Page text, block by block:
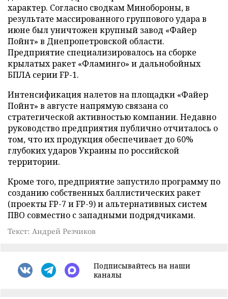
характер. Согласно сводкам Минобороны, в
результате массированного группового удара в
июне был уничтожен крупный завод «Файер
Пойнт» в Днепропетровской области.
Предприятие специализировалось на сборке
крылатых ракет «Фламинго» и дальнобойных
БПЛА серии FP-1.
Интенсификация налетов на площадки «Файер
Пойнт» в августе напрямую связана со
стратегической активностью компании. Недавно
руководство предприятия публично отчиталось о
том, что их продукция обеспечивает до 60%
глубоких ударов Украины по российской
территории.
Кроме того, предприятие запустило программу по
созданию собственных баллистических ракет
(проекты FP-7 и FP-9) и альтернативных систем
ПВО совместно с западными подрядчиками.
Текст: Андрей Резчиков
Подписывайтесь на наши
каналы